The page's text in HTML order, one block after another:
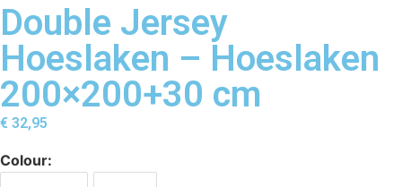
Double Jersey
Hoeslaken – Hoeslaken
200×200+30 cm
€ 32,95
Colour